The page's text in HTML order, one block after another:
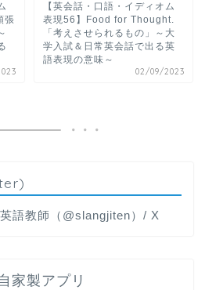
張
【英会話・口語・イディオム
表現56】Food for Thought.
「考えさせられるもの」～大
学入試＆日常英会話で出る英
語表現の意味～
02/09/2023
語教師（@slangjiten）/ X
家製アプリ